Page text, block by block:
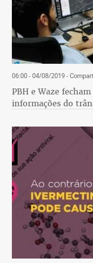
06:00 - 04/08/2019-
PBH e Waze
informações do